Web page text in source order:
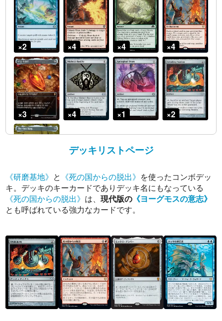
デッキリストページ
《研磨基地》 と 《死の国からの脱出》 を使ったコンボデッ
キ。デッキのキーカードでありデッキ名にもなっている
《死の国からの脱出》 は、現代版の 《ヨーグモスの意志》
とも呼ばれている強力なカードです。